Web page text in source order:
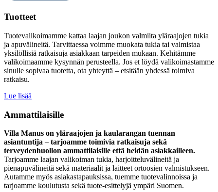
Tuotteet
Tuotevalikoimamme kattaa laajan joukon valmiita yläraajojen tukia
ja apuvälineitä. Tarvittaessa voimme muokata tukia tai valmistaa
yksilöllisiä ratkaisuja asiakkaan tarpeiden mukaan. Kehitämme
valikoimaamme kysynnän perusteella. Jos et löydä valikoimastamme
sinulle sopivaa tuotetta, ota yhteyttä – etsitään yhdessä toimiva
ratkaisu.
Lue lisää
Ammattilaisille
Villa Manus on yläraajojen ja kaularangan tuennan
asiantuntija – tarjoamme toimivia ratkaisuja sekä
terveydenhuollon ammattilaisille että heidän asiakkailleen.
Tarjoamme laajan valikoiman tukia, harjoitteluvälineitä ja
pienapuvälineitä sekä materiaalit ja laitteet ortoosien valmistukseen.
Autamme myös asiakastapauksissa, tuemme tuotevalinnoissa ja
tarjoamme koulutusta sekä tuote-esittelyjä ympäri Suomen.